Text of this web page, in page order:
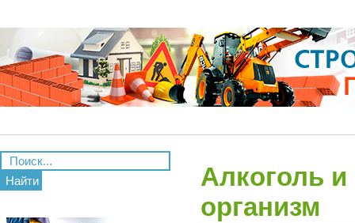
Найти
Алкоголь и
организм